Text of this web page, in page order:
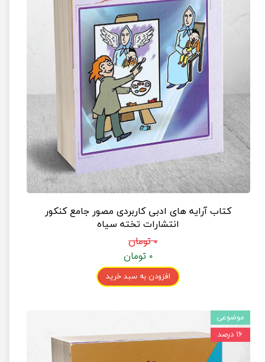
کتاب آرایه های ادبی کاربردی مصور جامع کنکور
انتشارات تخته سیاه
۰ تومان
۰ تومان
افزودن به سبد خرید
موضوعی
۱۶ درصد